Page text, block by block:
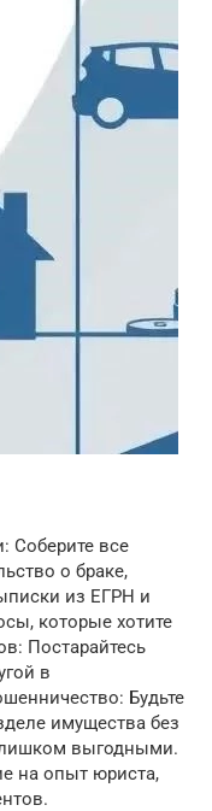
Соберите все
о браке,
из ЕГРН и
которые хотите
Постарайтесь
в
Будьте
имущества без
выгодными.
на опыт юриста,